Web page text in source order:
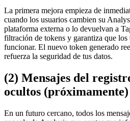
La primera mejora empieza de
cuando los usuarios cambien su
plataforma externa o lo devuelvan a
filtración de tokens y garantiza que los
funcionar. El nuevo token generado
refuerza la seguridad de tus datos.
(2) Mensajes del
ocultos (próximamente)
En un futuro cercano, todos los